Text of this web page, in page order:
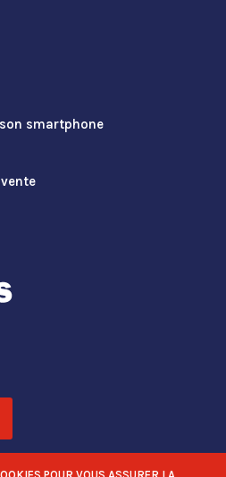
smartphone